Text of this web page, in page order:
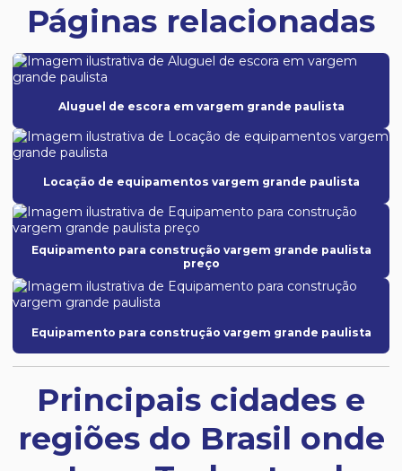
Páginas relacionadas
Aluguel de escora em vargem grande paulista
Locação de equipamentos vargem grande paulista
Equipamento para construção vargem grande paulista
preço
Equipamento para construção vargem grande paulista
Principais cidades e
regiões do Brasil onde